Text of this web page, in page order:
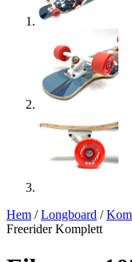
Hem /Longboard /
Freerider Komplett